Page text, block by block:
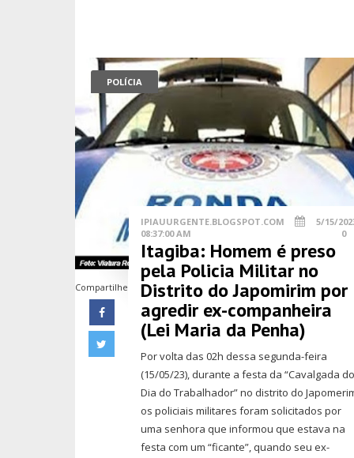
POLÍCIA
Compartilhe
IPIAUURGENTE.BLOGSPOT.COM
5/15/
08:37:00 AM
0
Itagiba: Homem é preso
pela Policia Militar no
Distrito do Japomirim por
agredir ex-companheira
(Lei Maria da Penha)
Por volta das 02h dessa segunda-feira
(15/05/23), durante a festa da “Cavalgada
Dia do Trabalhador” no distrito do
os policiais militares foram solicitados por
uma senhora que informou que estava na
festa com um “ficante”, quando seu ex-